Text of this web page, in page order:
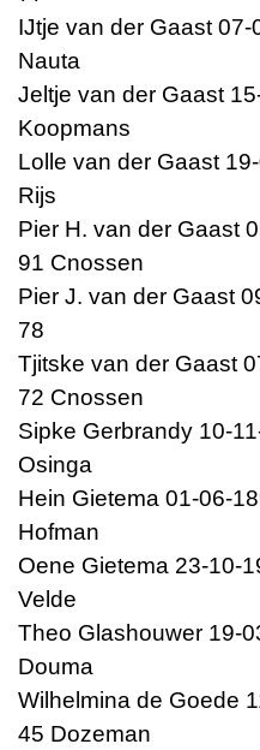
IJtje van der Gaast
Nauta
Jeltje van der Gaast
Koopmans
Lolle van der Gaast
Rijs
Pier H. van der Gaast
91 Cnossen
Pier J. van der Gaast
78
Tjitske van der Gaast
72 Cnossen
Sipke Gerbrandy 10-
Osinga
Hein Gietema 01-06-
Hofman
Oene Gietema 23-10-
Velde
Theo Glashouwer 19-
Douma
Wilhelmina de Goede
45 Dozeman